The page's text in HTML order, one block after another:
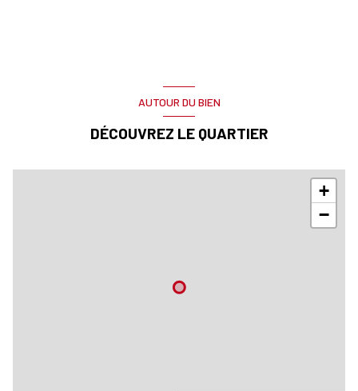
AUTOUR DU BIEN
DÉCOUVREZ LE QUARTIER
+
−